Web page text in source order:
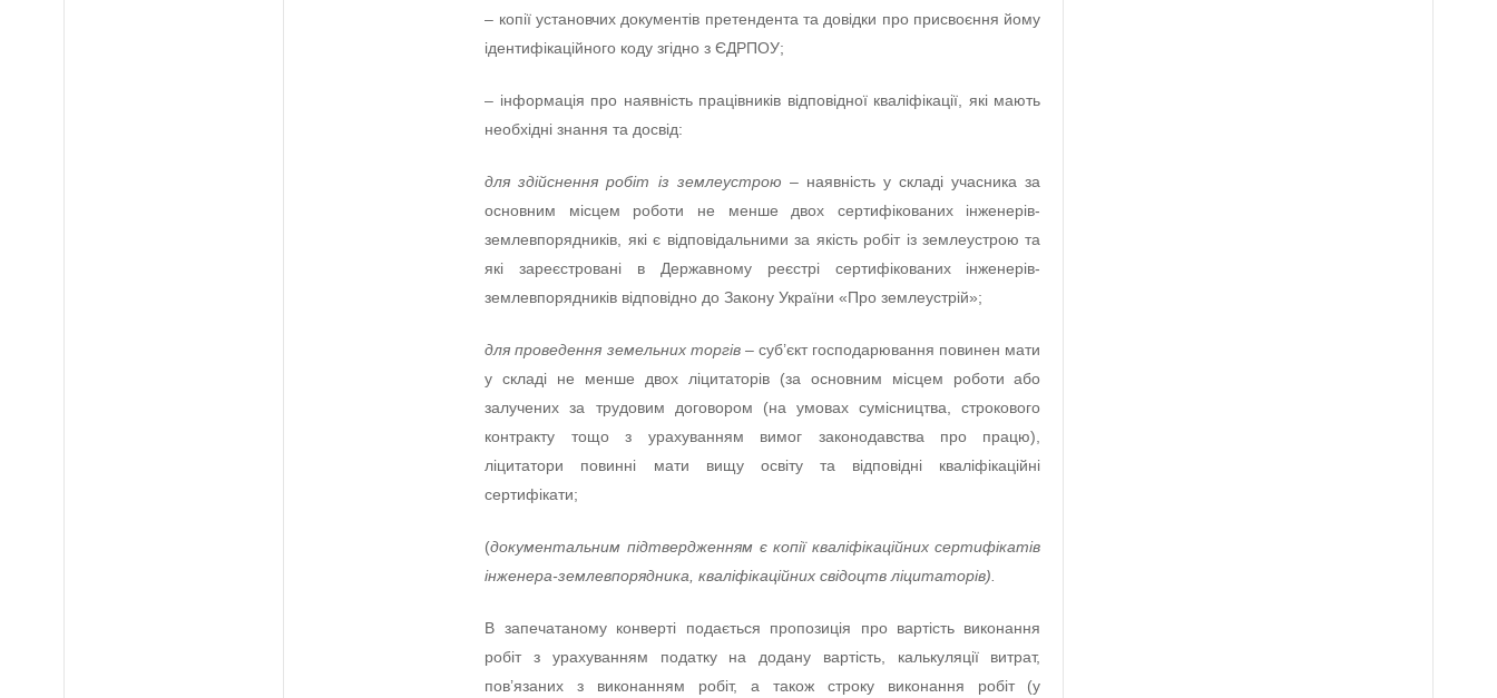
– копії установчих документів претендента та довідки про присвоєння йому
ідентифікаційного коду згідно з ЄДРПОУ;
– інформація про наявність працівників відповідної кваліфікації, які мають
необхідні знання та досвід:
для здійснення робіт із землеустрою – наявність у складі учасника за
основним місцем роботи не менше двох сертифікованих інженерів-
землевпорядників, які є відповідальними за якість робіт із землеустрою та
які зареєстровані в Державному реєстрі сертифікованих інженерів-
землевпорядників відповідно до Закону України «Про землеустрій»;
для проведення земельних торгів – суб’єкт господарювання повинен мати
у складі не менше двох ліцитаторів (за основним місцем роботи або
залучених за трудовим договором (на умовах сумісництва, строкового
контракту тощо з урахуванням вимог законодавства про працю),
ліцитатори повинні мати вищу освіту та відповідні кваліфікаційні
сертифікати;
(документальним підтвердженням є копії кваліфікаційних сертифікатів
інженера-землевпорядника, кваліфікаційних свідоцтв ліцитаторів).
В запечатаному конверті подається пропозиція про вартість виконання
робіт з урахуванням податку на додану вартість, калькуляції витрат,
пов’язаних з виконанням робіт, а також строку виконання робіт (у